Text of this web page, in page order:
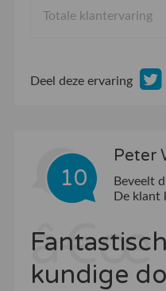
Totale klantervaring
Deel deze ervaring
10
Peter
Beveelt
De klant
kundige